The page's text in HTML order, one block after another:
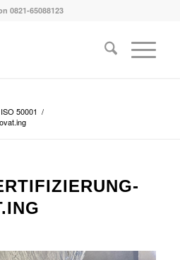
0821-65088123
ISO 50001 /